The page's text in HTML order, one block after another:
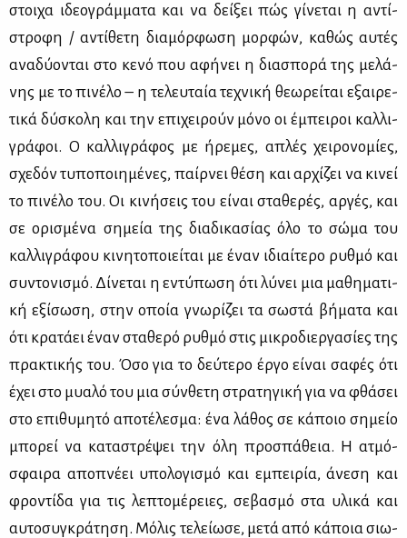
στοι­χα ιδε­ο­γράμ­μα­τα και να δεί­ξει πώς γί­νε­ται η αντί­
στρο­φη / αντί­θε­τη δια­μόρ­φω­ση μορ­φών, κα­θώς αυ­τές
ανα­δύ­ο­νται στο κε­νό που αφή­νει η δια­σπο­ρά της με­λά­
νης με το πι­νέ­λο – η τε­λευ­ταία τε­χνι­κή θε­ω­ρεί­ται εξαι­ρε­
τι­κά δύ­σκο­λη και την επι­χει­ρούν μό­νο οι έμπει­ροι καλ­λι­
γρά­φοι. Ο καλ­λι­γρά­φος με ήρε­μες, απλές χει­ρο­νο­μί­ες,
σχε­δόν τυ­πο­ποι­η­μέ­νες, παίρ­νει θέ­ση και αρ­χί­ζει να κι­νεί
το πι­νέ­λο του. Οι κι­νή­σεις του εί­ναι στα­θε­ρές, αρ­γές, και
σε ορι­σμέ­να ση­μεία της δια­δι­κα­σί­ας όλο το σώ­μα του
καλ­λι­γρά­φου κι­νη­το­ποιεί­ται με έναν ιδιαί­τε­ρο ρυθ­μό και
συ­ντο­νι­σμό. Δί­νε­ται η εντύ­πω­ση ότι λύ­νει μια μα­θη­μα­τι­
κή εξί­σω­ση, στην οποία γνω­ρί­ζει τα σω­στά βή­μα­τα και
ότι κρα­τά­ει έναν στα­θε­ρό ρυθ­μό στις μι­κρο­διερ­γα­σί­ες της
πρα­κτι­κής του. Όσο για το δεύ­τε­ρο έρ­γο εί­ναι σα­φές ότι
έχει στο μυα­λό του μια σύν­θε­τη στρα­τη­γι­κή για να φθά­σει
στο επι­θυ­μη­τό απο­τέ­λε­σμα: ένα λά­θος σε κά­ποιο ση­μείο
μπο­ρεί να κα­τα­στρέ­ψει την όλη προ­σπά­θεια. Η ατμό­
σφαι­ρα απο­πνέ­ει υπο­λο­γι­σμό και εμπει­ρία, άνε­ση και
φρο­ντί­δα για τις λε­πτο­μέ­ρειες, σε­βα­σμό στα υλι­κά και
αυ­το­συ­γκρά­τη­ση. Μό­λις τε­λεί­ω­σε, με­τά από κά­ποια σιω­